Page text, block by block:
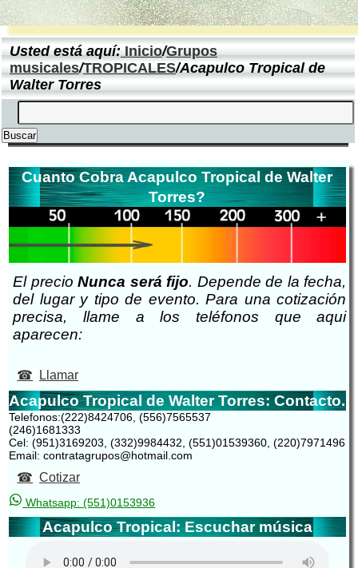
Usted está aquí:Inicio/Grupos
musicales/TROPICALES/Acapulco Tropical de
Walter Torres
Cuanto Cobra Acapulco Tropical de Walter
Torres?
El precioNunca será fijo. Depende de la fecha,
del lugar y tipo de evento. Para una cotización
precisa, llame a los teléfonos que aqui
aparecen:
Llamar
Acapulco Tropical de Walter Torres: Contacto.
Telefonos:(222)8424706, (556)7565537
(246)1681333
Cel: (951)3169203, (332)9984432, (551)01539360, (220)7971496
Email: contratagrupos@hotmail.com
Cotizar
Whatsapp: (551)0153936
Acapulco Tropical: Escuchar música